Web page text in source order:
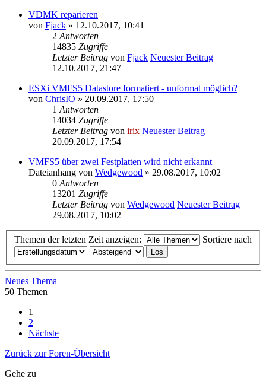
VDMK reparieren
von Fjack » 12.10.2017, 10:41
2 Antworten
14835 Zugriffe
Letzter Beitrag von Fjack Neuester Beitrag
12.10.2017, 21:47
ESXi VMFS5 Datastore formatiert - unformat möglich?
von ChrisIO » 20.09.2017, 17:50
1 Antworten
14034 Zugriffe
Letzter Beitrag von irix Neuester Beitrag
20.09.2017, 17:54
VMFS5 über zwei Festplatten wird nicht erkannt
Dateianhang von Wedgewood » 29.08.2017, 10:02
0 Antworten
13201 Zugriffe
Letzter Beitrag von Wedgewood Neuester Beitrag
29.08.2017, 10:02
Themen der letzten Zeit anzeigen: Sortiere nach
Neues Thema
50 Themen
1
2
Nächste
Zurück zur Foren-Übersicht
Gehe zu